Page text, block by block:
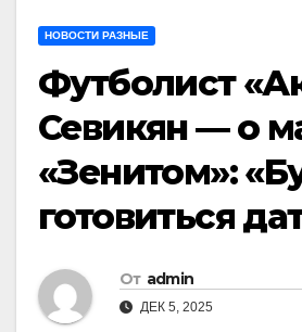
НОВОСТИ РАЗНЫЕ
Футболист
Севикян — о
«Зенитом»:
готовиться
От admin
ДЕК 5, 2025